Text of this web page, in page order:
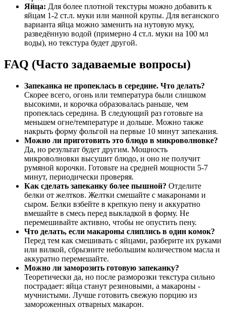
Яйца: Для более плотной текстуры можно добавить к
яйцам 1-2 ст.л. муки или манной крупы. Для веганского
варианта яйца можно заменить на нутовую муку,
разведённую водой (примерно 4 ст.л. муки на 100 мл
воды), но текстура будет другой.
FAQ (Часто задаваемые вопросы)
Запеканка не пропеклась в середине. Что делать?
Скорее всего, огонь или температура были слишком
высокими, и корочка образовалась раньше, чем
пропеклась середина. В следующий раз готовьте на
меньшем огне/температуре и дольше. Можно также
накрыть форму фольгой на первые 10 минут запекания.
Можно ли приготовить это блюдо в микроволновке?
Да, но результат будет другим. Мощность
микроволновки высушит блюдо, и оно не получит
румяной корочки. Готовьте на средней мощности 5-7
минут, периодически проверяя.
Как сделать запеканку более пышной? Отделите
белки от желтков. Желтки смешайте с макаронами и
сыром. Белки взбейте в крепкую пену и аккуратно
вмешайте в смесь перед выкладкой в форму. Не
перемешивайте активно, чтобы не опустить пену.
Что делать, если макароны слиплись в один комок?
Перед тем как смешивать с яйцами, разберите их руками
или вилкой, сбрызните небольшим количеством масла и
аккуратно перемешайте.
Можно ли заморозить готовую запеканку?
Теоретически да, но после разморозки текстура сильно
пострадает: яйца станут резиновыми, а макароны -
мучнистыми. Лучше готовить свежую порцию из
замороженных отварных макарон.